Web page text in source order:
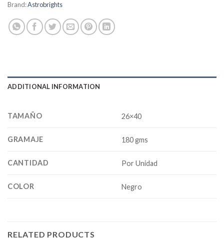
Brand:Astrobrights
ADDITIONAL INFORMATION
TAMAÑO 26×40
GRAMAJE 180 gms
CANTIDAD Por Unidad
COLOR Negro
RELATED PRODUCTS